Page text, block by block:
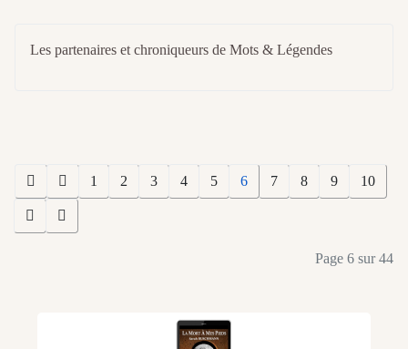
Les partenaires et chroniqueurs de Mots & Légendes
1 2 3 4 5 6 7 8 9 10
Page 6 sur 44